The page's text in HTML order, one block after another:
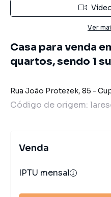
Ver
Casa para venda
quartos, sendo 1
Rua João Protezek, 85 -
Código de origem:
Venda
IPTU mensal